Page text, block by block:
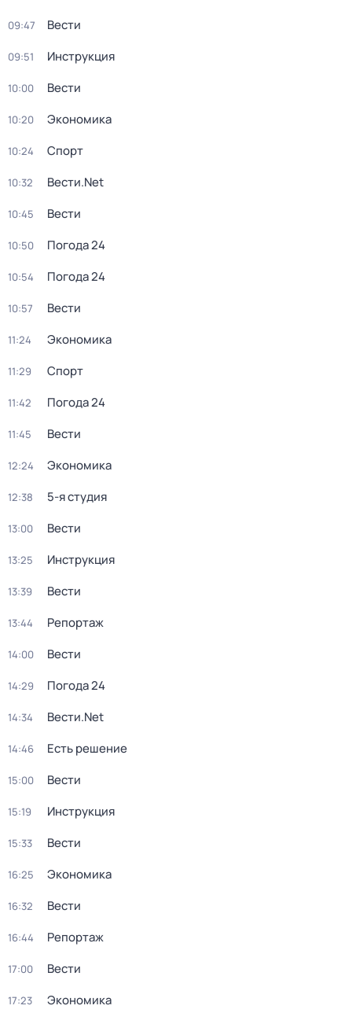
09:47 Вести
09:51 Инструкция
10:00 Вести
10:20 Экономика
10:24 Спорт
10:32 Вести.Net
10:45 Вести
10:50 Погода 24
10:54 Погода 24
10:57 Вести
11:24 Экономика
11:29 Спорт
11:42 Погода 24
11:45 Вести
12:24 Экономика
12:38 5-я студия
13:00 Вести
13:25 Инструкция
13:39 Вести
13:44 Репортаж
14:00 Вести
14:29 Погода 24
14:34 Вести.Net
14:46 Есть решение
15:00 Вести
15:19 Инструкция
15:33 Вести
16:25 Экономика
16:32 Вести
16:44 Репортаж
17:00 Вести
17:23 Экономика